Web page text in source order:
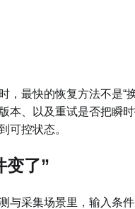
，最快的恢复方法不是
本、以及重试是否把瞬
可控状态。
变了”
与采集场景里，输入条